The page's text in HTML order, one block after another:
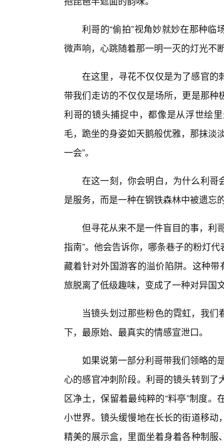
利哥的“偷拍”视角妙就妙在那种
微声响，心跳随着那一明一灭的灯光不
在这里，寻花不仅仅是为了感官的
带我们走访的不仅仅是场所，更是那
利哥的镜头捕捉中，都像是从浮世绘
毛，跪坐的身姿如天鹅般优雅，那抹淡
一会”。
在这一刻，你会明白，为什么利哥
是服务，而是一种在钢铁森林中被遗忘
但寻花从来不是一件盲目的事，利
指南”。他会告诉你，哪条巷子的粉灯
藏着针对外国游客的溢价陷阱。这种
旅脱离了低级趣味，变成了一种对异国
当镜头划过那些粉色的霓虹，我
下，最原始、最真实的情感宣泄口。
如果说第一部分利哥带我们领略的
心的感官冲刺阶段。利哥的镜头转到
区净土，保留着最纯粹的“料亭”制度
小世界。镜头缓慢地在长长的街道移
精美的展示盒，里面坐着身着各种制